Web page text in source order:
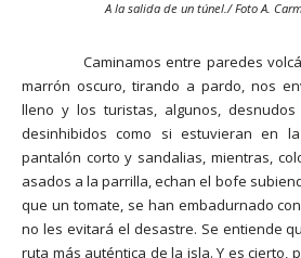
A la salida de un túnel./ Foto A.
Caminamos entre paredes
marrón oscuro, tirando a pardo, nos
lleno y los turistas, algunos,
desinhibidos como si estuvieran en
pantalón corto y sandalias, mientras,
asados a la parrilla, echan el bofe
que un tomate, se han embadurnado
no les evitará el desastre. Se entiende
ruta más auténtica de la isla. Y es cierto,